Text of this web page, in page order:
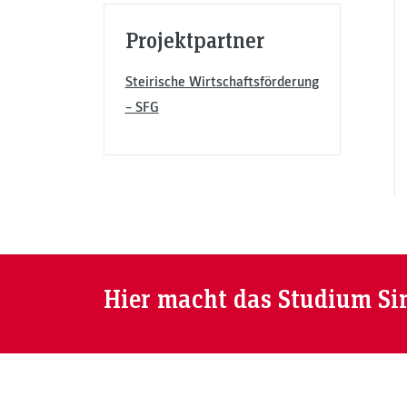
Projektpartner
Steirische Wirtschaftsförderung
– SFG
Hier macht das Studium